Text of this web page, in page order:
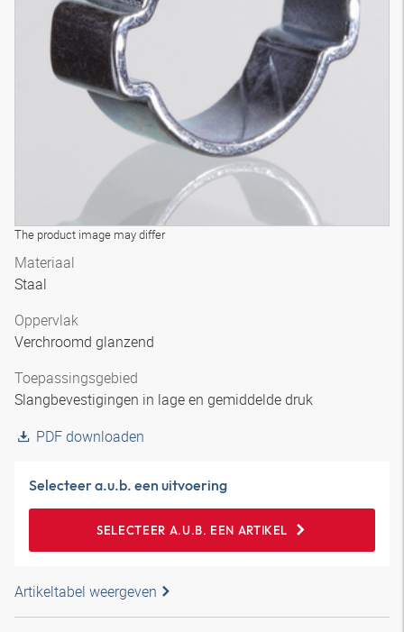
The product image may differ
Materiaal
Staal
Oppervlak
Verchroomd glanzend
Toepassingsgebied
Slangbevestigingen in lage en gemiddelde druk
PDF downloaden
Selecteer a.u.b. een uitvoering
SELECTEER A.U.B. EEN ARTIKEL
Artikeltabel weergeven